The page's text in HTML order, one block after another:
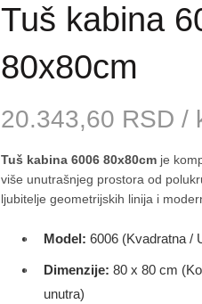
Tuš kabina
80x80cm
20.343,60 RSD /
Tuš kabina 6006 80x80cm je
više unutrašnjeg prostora od
ljubitelje geometrijskih linija i
Model: 6006 (Kvadratna /
Dimenzije: 80 x 80 cm
unutra)